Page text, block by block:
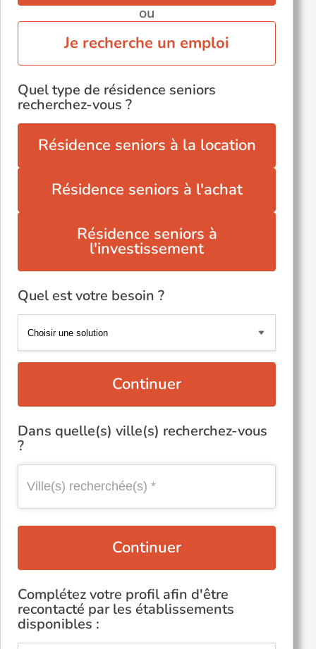
ou
Je recherche un emploi
Quel type de résidence seniors
recherchez-vous ?
Résidence seniors à la location
Résidence seniors à l'achat
Résidence seniors à
l'investissement
Quel est votre besoin ?
Continuer
Dans quelle(s) ville(s) recherchez-vous
?
Continuer
Complétez votre profil afin d'être
recontacté par les établissements
disponibles :